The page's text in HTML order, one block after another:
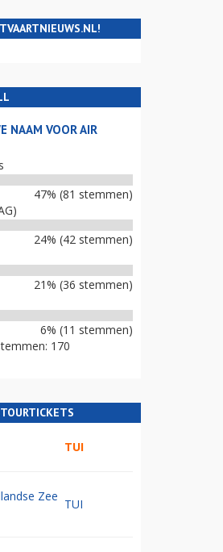
NAAM VOOR AIR
47% (81 stemmen)
24% (42 stemmen)
21% (36 stemmen)
6% (11 stemmen)
170
TUI
Zee
TUI